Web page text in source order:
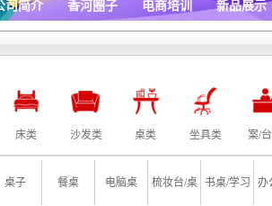
床类 沙发类 桌类 坐具类 案/
桌子 餐桌 电脑桌 梳妆台/桌 书桌/学习 办